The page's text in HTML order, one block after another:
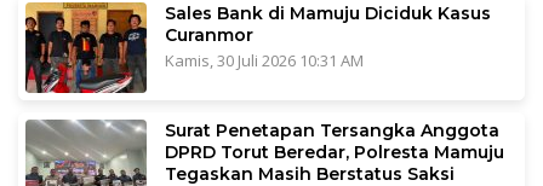
Sales Bank di Mamuju Diciduk Kasus
Curanmor
Kamis, 30 Juli 2026 10:31 AM
Surat Penetapan Tersangka Anggota
DPRD Torut Beredar, Polresta Mamuju
Tegaskan Masih Berstatus Saksi